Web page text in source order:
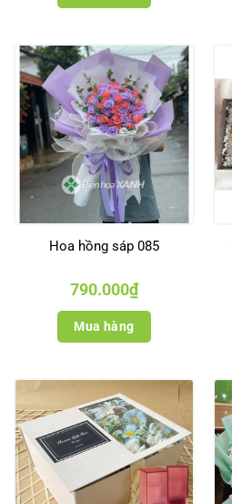
Hoa hồng sáp 085
790.000₫
Mua hàng